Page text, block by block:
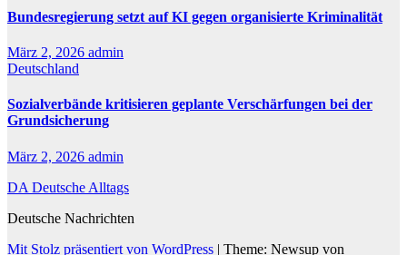
Bundesregierung setzt auf KI gegen organisierte Kriminalität
März 2, 2026 admin
Deutschland
Sozialverbände kritisieren geplante Verschärfungen bei der
Grundsicherung
März 2, 2026 admin
DA Deutsche Alltags
Deutsche Nachrichten
Mit Stolz präsentiert von WordPress | Theme: Newsup von